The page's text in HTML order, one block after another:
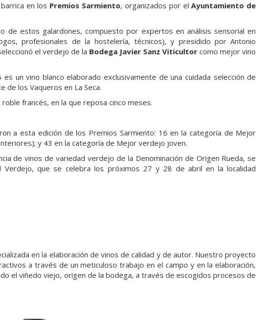
en los Premios Sarmiento, organizados por elAyuntamiento de
de estos galardones, compuesto por expertos en análisis sensorial en
profesionales de la hostelería, técnicos), y presidido por Antonio
el verdejo de la Bodega Javier Sanz Viticultor como mejor vino
un vino blanco elaborado exclusivamente de una cuidada selección de
de los Vaqueros en La Seca.
francés, en la que reposa cinco meses.
a esta edición de los Premios Sarmiento: 16 en la categoría de Mejor
y 43 en la categoría de Mejor verdejo joven.
de vinos de variedad verdejo de la Denominación de Origen Rueda, se
que se celebra los próximos 27 y 28 de abril en la localidad
en la elaboración de vinos de calidad y de autor. Nuestro proyecto
a través de un meticuloso trabajo en el campo y en la elaboración,
el viñedo viejo, origen de la bodega, a través de escogidos procesos de